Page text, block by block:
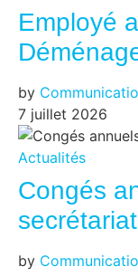
Employé
by
7 juillet 2026
Actualités
Congés
by